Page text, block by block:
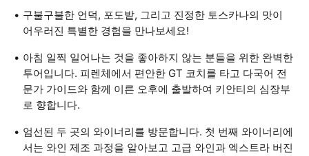
구불구불한 언덕, 포도밭, 그리고 진정한 토스카나의 맛이
어우러진 특별한 경험을 만나보세요!
아침 일찍 일어나는 것을 좋아하지 않는 분들을 위한 완벽한
투어입니다. 피렌체에서 편안한 GT 코치를 타고 다국어 전
문가 가이드와 함께 이른 오후에 출발하여 키안티의 심장부
로 향합니다.
엄선된 두 곳의 와이너리를 방문합니다. 첫 번째 와이너리에
서는 와인 제조 과정을 알아보고 고급 와인과 엑스트라 버진